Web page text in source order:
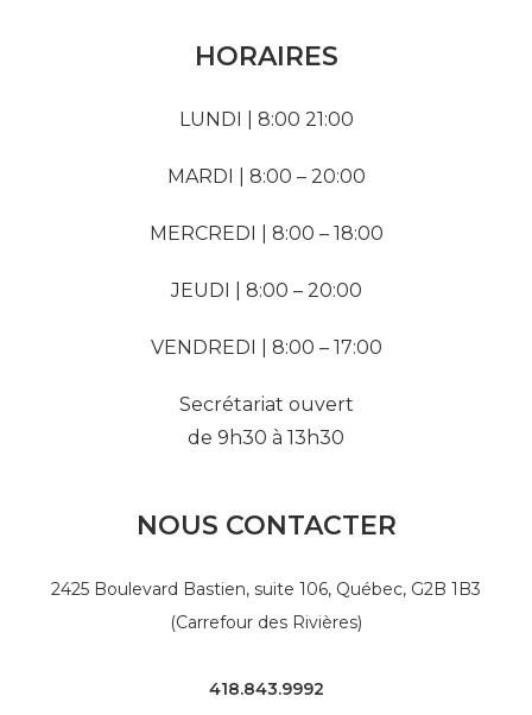
HORAIRES
LUNDI | 8:00 21:00
MARDI | 8:00 – 20:00
MERCREDI | 8:00 – 18:00
JEUDI | 8:00 – 20:00
VENDREDI | 8:00 – 17:00
Secrétariat ouvert
de 9h30 à 13h30
NOUS CONTACTER
2425 Boulevard Bastien, suite 106, Québec, G2B 1B3
(Carrefour des Rivières)
418.843.9992